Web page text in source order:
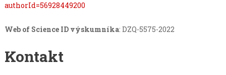
authorId=56928449200
Web of Science ID výskumníka: DZQ-5575-2022
Kontakt